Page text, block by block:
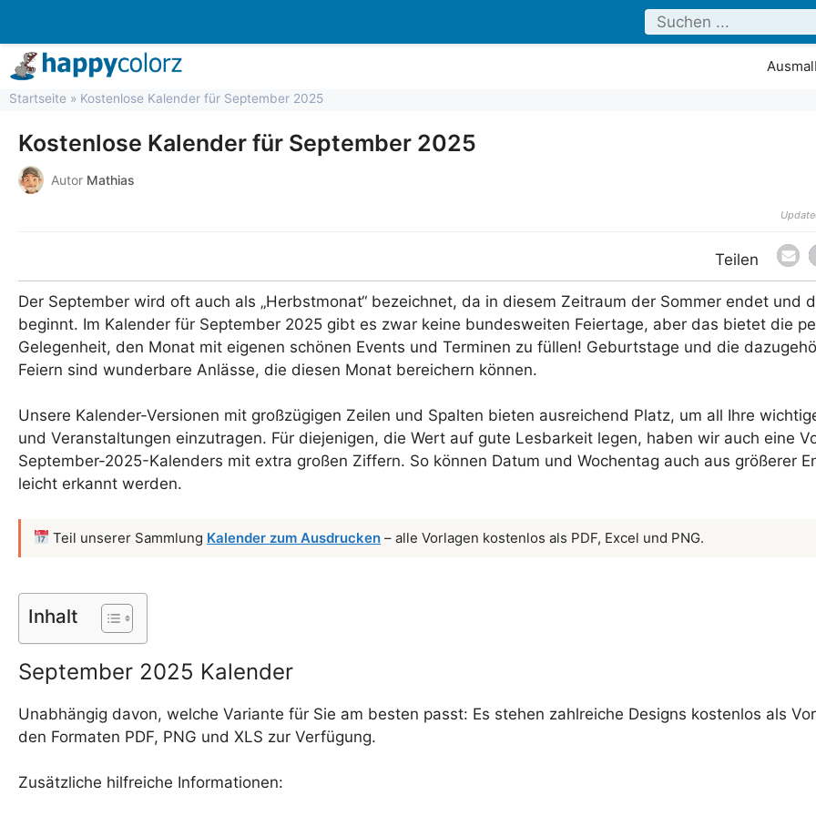
springen
Startseite » Kostenlose Kalender für September 2025
Kostenlose Kalender für September 2025
Autor Mathias
Der September wird oft auch als „Herbstmonat“ bezeichnet, da in diesem Zeitraum der Sommer endet und
beginnt. Im Kalender für September 2025 gibt es zwar keine bundesweiten Feiertage, aber das bietet die
Gelegenheit, den Monat mit eigenen schönen Events und Terminen zu füllen! Geburtstage und die
Feiern sind wunderbare Anlässe, die diesen Monat bereichern können.
Unsere Kalender-Versionen mit großzügigen Zeilen und Spalten bieten ausreichend Platz, um all Ihre
und Veranstaltungen einzutragen. Für diejenigen, die Wert auf gute Lesbarkeit legen, haben wir auch eine
September-2025-Kalenders mit extra großen Ziffern. So können Datum und Wochentag auch aus größerer
leicht erkannt werden.
Teil unserer Sammlung Kalender zum Ausdrucken – alle Vorlagen kostenlos als PDF, Excel und PNG.
Inhalt
September 2025 Kalender
Unabhängig davon, welche Variante für Sie am besten passt: Es stehen zahlreiche Designs kostenlos als
den Formaten PDF, PNG und XLS zur Verfügung.
Zusätzliche hilfreiche Informationen: